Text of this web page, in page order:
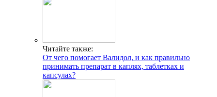
Читайте также:
От чего помогает Валидол, и как правильно
принимать препарат в каплях, таблетках и
капсулах?